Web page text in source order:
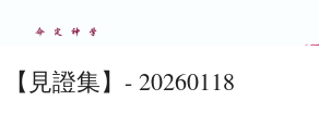
19 詩篇
23 以賽
25 耶利米哀歌
27 但以理書
【見證集】- 20260118